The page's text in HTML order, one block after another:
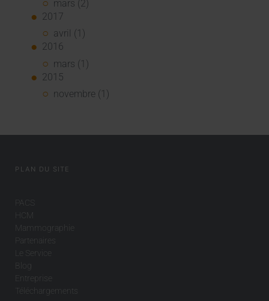
mars (2)
2017
avril (1)
2016
mars (1)
2015
novembre (1)
PLAN DU SITE
PACS
HCM
Mammographie
Partenaires
Le Service
Blog
Entreprise
Téléchargements